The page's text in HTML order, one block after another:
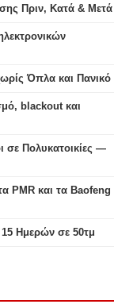
Πριν, Κατά & Μετά
Όπλα και Πανικό
blackout και
σε Πολυκατοικίες —
PMR και τα Baofeng
Ημερών σε 50τμ